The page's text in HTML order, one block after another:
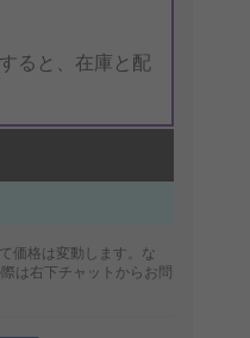
ると、在庫と配
価格は変動します。な
は右下チャットからお問